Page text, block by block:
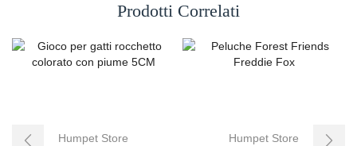
Prodotti Correlati
Humpet Store
Humpet Store